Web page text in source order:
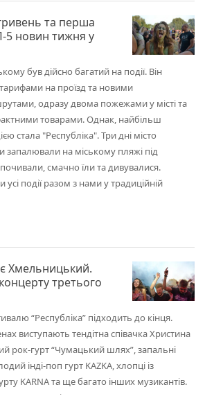
та перша
5 новин тижня у
був дійсно багатий на події. Він
на проїзд та новими
одразу двома пожежами у місті та
товарами. Однак, найбільш
стала "Республіка". Три дні місто
запалювали на міському пляжі під
смачно їли та дивувалися.
події разом з нами у традиційній
Хмельницький.
третього
“Республіка” підходить до кінця.
виступають тендітна співачка Христина
рок-гурт “Чумацький шлях”, запальні
інді-поп гурт KAZKA, хлопці із
KARNA та ще багато інших музикантів.